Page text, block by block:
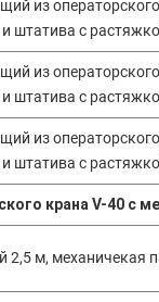
из
и штатива с
из
и штатива с
из
и штатива с
крана V-40 с
2,5 м, механичекая